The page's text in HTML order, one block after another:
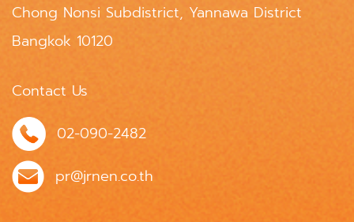
Chong Nonsi Subdistrict, Yannawa District
Bangkok 10120
Contact Us
02-090-2482
pr@jrnen.co.th